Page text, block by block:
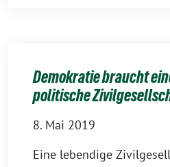
Demokratie braucht
politische
8. Mai 2019
Eine lebendige